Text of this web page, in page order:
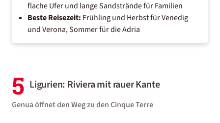
flache Ufer und lange Sandstrände für Familien
Beste Reisezeit: Frühling und Herbst für Venedig
und Verona, Sommer für die Adria
5 Ligurien: Riviera mit rauer Kante
Genua öffnet den Weg zu den Cinque Terre